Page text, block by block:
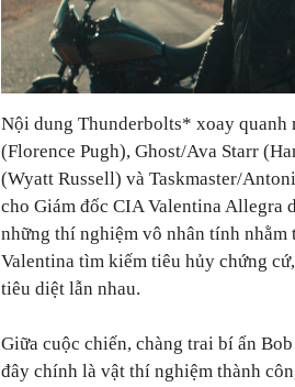
Nội dung Thunderbolts* xoay quanh
(Florence Pugh), Ghost/Ava Starr
(Wyatt Russell) và Taskmaster/
cho Giám đốc CIA Valentina
những thí nghiệm vô nhân tính nhằm
Valentina tìm kiếm tiêu hủy chứng
tiêu diệt lẫn nhau.
Giữa cuộc chiến, chàng trai bí ẩn
đây chính là vật thí nghiệm thành